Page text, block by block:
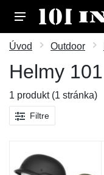
Úvod Outdoor
Helmy
1 produkt (1 stránka)
Filtre